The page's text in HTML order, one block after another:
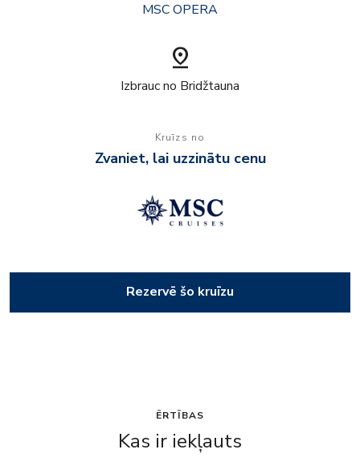
MSC OPERA
pin_drop
Izbrauc no Bridžtauna
Kruīzs no
Zvaniet, lai uzzinātu cenu
Rezervē šo kruīzu
ĒRTĪBAS
Kas ir iekļauts